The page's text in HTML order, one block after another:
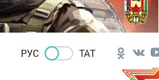
РУС ТАТ